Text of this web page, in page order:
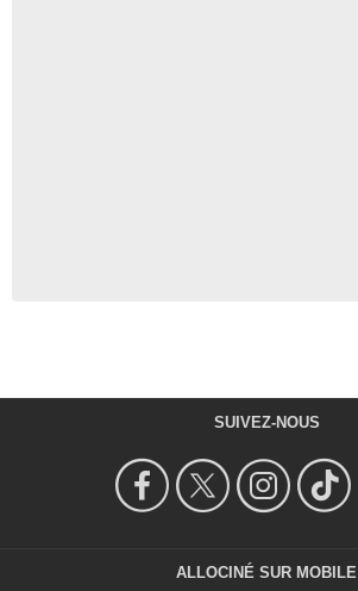
SUIVEZ-NOUS
ALLOCINÉ SUR MOBILE